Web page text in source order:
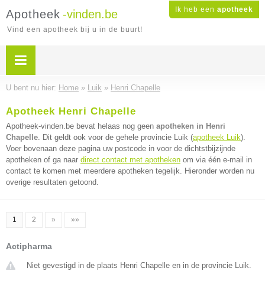
Ik heb een apotheek
Apotheek -vinden.be
Vind een apotheek bij u in de buurt!
U bent nu hier: Home » Luik » Henri Chapelle
Apotheek Henri Chapelle
Apotheek-vinden.be bevat helaas nog geen apotheken in Henri
Chapelle. Dit geldt ook voor de gehele provincie Luik (apotheek Luik).
Voer bovenaan deze pagina uw postcode in voor de dichtstbijzijnde
apotheken of ga naar direct contact met apotheken om via één e-mail in
contact te komen met meerdere apotheken tegelijk. Hieronder worden nu
overige resultaten getoond.
1 2 » »»
Actipharma
Niet gevestigd in de plaats Henri Chapelle en in de provincie Luik.